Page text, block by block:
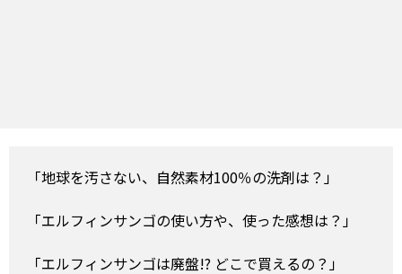
「地球を汚さない、自然素材100％の洗剤は？」
「エルフィンサンゴの使い方や、使った感想は？」
「エルフィンサンゴは廃盤!? どこで買えるの？」